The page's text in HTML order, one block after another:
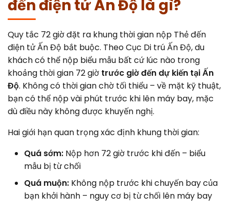
đến điện tử Ấn Độ là gì?
Quy tắc 72 giờ đặt ra khung thời gian nộp Thẻ đến
điện tử Ấn Độ bắt buộc. Theo Cục Di trú Ấn Độ, du
khách có thể nộp biểu mẫu bất cứ lúc nào trong
khoảng thời gian 72 giờ trước giờ đến dự kiến tại Ấn
Độ. Không có thời gian chờ tối thiểu – về mặt kỹ thuật,
bạn có thể nộp vài phút trước khi lên máy bay, mặc
dù điều này không được khuyến nghị.
Hai giới hạn quan trọng xác định khung thời gian:
Quá sớm: Nộp hơn 72 giờ trước khi đến – biểu
mẫu bị từ chối
Quá muộn: Không nộp trước khi chuyến bay của
bạn khởi hành – nguy cơ bị từ chối lên máy bay